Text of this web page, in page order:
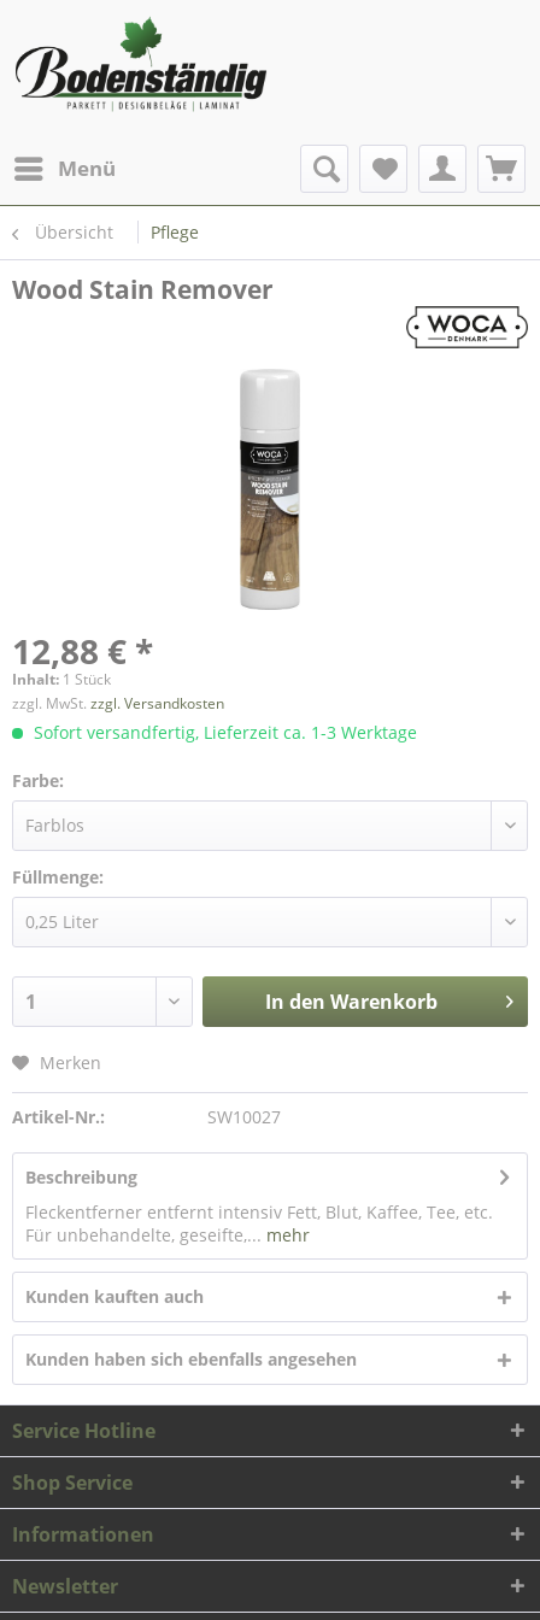
Menü
Übersicht Pflege
Wood Stain Remover
12,88 € *
Inhalt: 1 Stück
zzgl. MwSt. zzgl. Versandkosten
Sofort versandfertig, Lieferzeit ca. 1-3 Werktage
Farbe:
Füllmenge:
In den Warenkorb
Merken
Artikel-Nr.: SW10027
Beschreibung
Fleckentferner entfernt intensiv Fett, Blut, Kaffee, Tee, etc.
Für unbehandelte, geseifte,... mehr
Kunden kauften auch
Kunden haben sich ebenfalls angesehen
Service Hotline
Shop Service
Informationen
Newsletter